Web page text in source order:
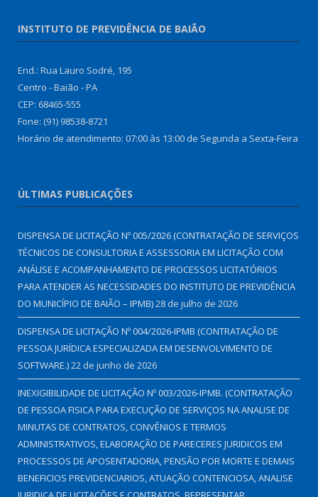
INSTITUTO DE PREVIDÊNCIA DE BAIÃO
End.: Rua Lauro Sodré, 195
Centro - Baião - PA
CEP: 68465-555
Fone: (91) 98538-8721
Horário de atendimento: 07:00 às 13:00 de Segunda a Sexta-Feira
ÚLTIMAS PUBLICAÇÕES
DISPENSA DE LICITAÇÃO Nº 005/2026 (CONTRATAÇÃO DE SERVIÇOS
TÉCNICOS DE CONSULTORIA E ASSESSORIA EM LICITAÇÃO COM
ANÁLISE E ACOMPANHAMENTO DE PROCESSOS LICITATÓRIOS
PARA ATENDER AS NECESSIDADES DO INSTITUTO DE PREVIDÊNCIA
DO MUNICÍPIO DE BAIÃO – IPMB)28 de julho de 2026
DISPENSA DE LICITAÇÃO Nº 004/2026-IPMB (CONTRATAÇÃO DE
PESSOA JURÍDICA ESPECIALIZADA EM DESENVOLVIMENTO DE
SOFTWARE.)22 de junho de 2026
INEXIGIBILIDADE DE LICITAÇÃO Nº 003/2026-IPMB. (CONTRATAÇÃO
DE PESSOA FISICA PARA EXECUÇÃO DE SERVIÇOS NA ANALISE DE
MINUTAS DE CONTRATOS, CONVÊNIOS E TERMOS
ADMINISTRATIVOS, ELABORAÇÃO DE PARECERES JURIDICOS EM
PROCESSOS DE APOSENTADORIA, PENSÃO POR MORTE E DEMAIS
BENEFICIOS PREVIDENCIARIOS, ATUAÇÃO CONTENCIOSA, ANALISE